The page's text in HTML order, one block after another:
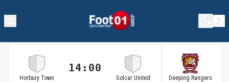
Horbury Town
14:00
Golcar United Deeping Rangers